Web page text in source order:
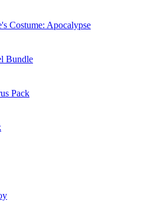
Costume: Apocalypse
Bundle
Pack